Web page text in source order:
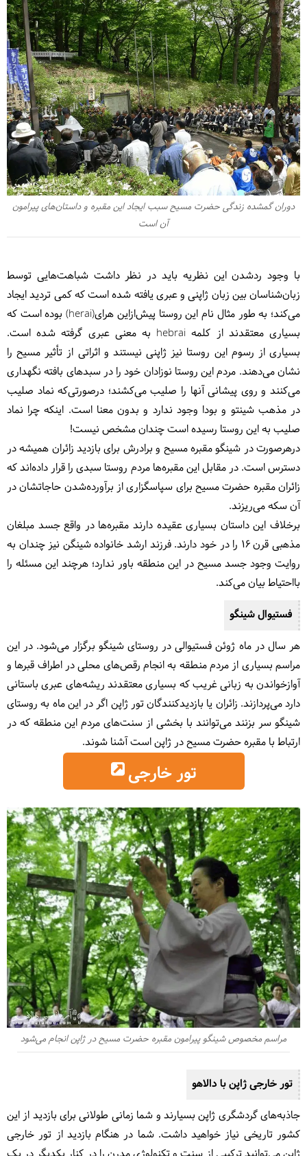
دوران گمشده زندگی حضرت مسیح سبب ایجاد این مقبره و داستان‌های پیرامون
آن است
با وجود ردشدن این نظریه باید در نظر داشت شباهت‌هایی توسط
زبان‌شناسان بین زبان ژاپنی و عبری یافته شده است که کمی تردید ایجاد
می‌کند؛ به طور مثال نام این روستا پیش‌ازاین هرای(herai) بوده است که
بسیاری معتقدند از کلمه hebrai به معنی عبری گرفته شده است.
بسیاری از رسوم این روستا نیز ژاپنی نیستند و اثراتی از تأثیر مسیح را
نشان می‌دهند. مردم این روستا نوزادان خود را در سبدهای بافته نگهداری
می‌کنند و روی پیشانی آنها را صلیب می‌کشند؛ درصورتی‌که نماد صلیب
در مذهب شینتو و بودا وجود ندارد و بدون معنا است. اینکه چرا نماد
صلیب به این روستا رسیده است چندان مشخص نیست!
درهرصورت در شینگو مقبره مسیح و برادرش برای بازدید زائران همیشه در
دسترس است. در مقابل این مقبره‌ها مردم روستا سبدی را قرار داده‌اند که
زائران مقبره حضرت مسیح برای سپاسگزاری از برآورده‌شدن حاجاتشان در
آن سکه می‌ریزند.
برخلاف این داستان بسیاری عقیده دارند مقبره‌ها در واقع جسد مبلغان
مذهبی قرن ۱۶ را در خود دارند. فرزند ارشد خانواده شینگن نیز چندان به
روایت وجود جسد مسیح در این منطقه باور ندارد؛ هرچند این مسئله را
بااحتیاط بیان می‌کند.
فستیوال شینگو
هر سال در ماه ژوئن فستیوالی در روستای شینگو برگزار می‌شود. در این
مراسم بسیاری از مردم منطقه به انجام رقص‌های محلی در اطراف قبرها و
آوازخواندن به زبانی غریب که بسیاری معتقدند ریشه‌های عبری باستانی
دارد می‌پردازند. زائران یا بازدیدکنندگان تور ژاپن اگر در این ماه به روستای
شینگو سر بزنند می‌توانند با بخشی از سنت‌های مردم این منطقه که در
ارتباط با مقبره حضرت مسیح در ژاپن است آشنا شوند.
تور خارجی
مراسم مخصوص شینگو پیرامون مقبره حضرت مسیح در ژاپن انجام می‌شود
تور خارجی ژاپن با دالاهو
جاذبه‌های گردشگری ژاپن بسیارند و شما زمانی طولانی برای بازدید از این
کشور تاریخی نیاز خواهید داشت. شما در هنگام بازدید از تور خارجی